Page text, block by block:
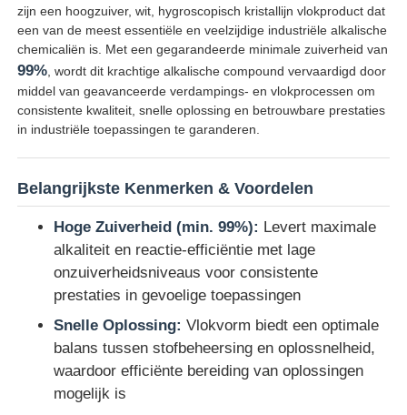
Thuis
Producten
zijn een hoogzuiver, wit, hygroscopisch kristallijn vlokproduct dat
een van de meest essentiële en veelzijdige industriële alkalische
chemicaliën is. Met een gegarandeerde minimale zuiverheid van
99% , wordt dit krachtige alkalische compound vervaardigd door
middel van geavanceerde verdampings- en vlokprocessen om
consistente kwaliteit, snelle oplossing en betrouwbare prestaties
in industriële toepassingen te garanderen.
Belangrijkste Kenmerken & Voordelen
Hoge Zuiverheid (min. 99%): Levert maximale
alkaliteit en reactie-efficiëntie met lage
onzuiverheidsniveaus voor consistente
prestaties in gevoelige toepassingen
Snelle Oplossing: Vlokvorm biedt een optimale
balans tussen stofbeheersing en oplossnelheid,
waardoor efficiënte bereiding van oplossingen
mogelijk is